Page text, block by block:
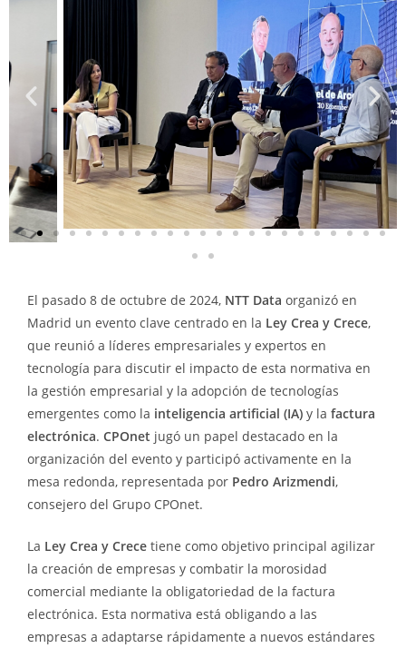
El pasado 8 de octubre de 2024, NTT Data organizó en
Madrid un evento clave centrado en la Ley Crea y Crece,
que reunió a líderes empresariales y expertos en
tecnología para discutir el impacto de esta normativa en
la gestión empresarial y la adopción de tecnologías
emergentes como la inteligencia artificial (IA) y la factura
electrónica. CPOnet jugó un papel destacado en la
organización del evento y participó activamente en la
mesa redonda, representada por Pedro Arizmendi,
consejero del Grupo CPOnet.
La Ley Crea y Crece tiene como objetivo principal agilizar
la creación de empresas y combatir la morosidad
comercial mediante la obligatoriedad de la factura
electrónica. Esta normativa está obligando a las
empresas a adaptarse rápidamente a nuevos estándares